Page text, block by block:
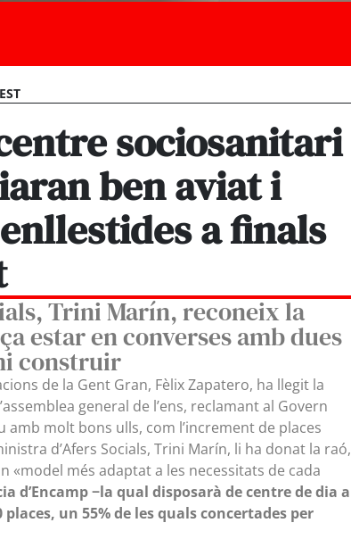
sociosanitari
ben aviat i
a finals
Trini Marín, reconeix la
estar en converses amb dues
construir
de la Gent Gran, Fèlix Zapatero, ha llegit la
general de l’ens, reclamant al Govern
amb molt bons ulls, com l’increment de places
d’Afers Socials, Trini Marín, li ha donat la raó,
«model més adaptat a les necessitats de cada
d’Encamp −la qual disposarà de centre de dia a
un 55% de les quals concertades per